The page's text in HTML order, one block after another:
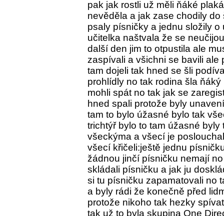
pak jak rostli už měli ňáké
nevěděla a jak zase chodily
psaly písničky a jednu složily
učitelka naštvala že se
další den jim to otpustila ale
zaspívali a všichni se bavili ale
tam dojeli tak hned se šli
prohlídly no tak rodina šla
mohli spát no tak jak se
hned spali protože byly
tam to bylo úžasné bylo tak
trichtýř bylo to tam úžasné
všeckýma a všecí je
všecí křičeli:ještě jednu
žádnou jinčí písničku nemají
skládali písničku a jak ju
si tu písničku zapamatovali no
a byly rádi že konečně před
protože nikoho tak hezky
tak už to byla skupina One